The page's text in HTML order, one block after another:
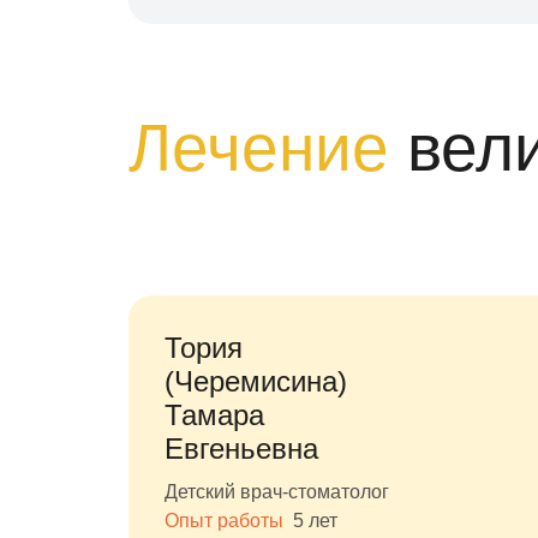
Лечение
Тория
(Черемисина)
Тамара
Евгеньевна
Детский врач-стоматолог
Опыт работы 5 лет